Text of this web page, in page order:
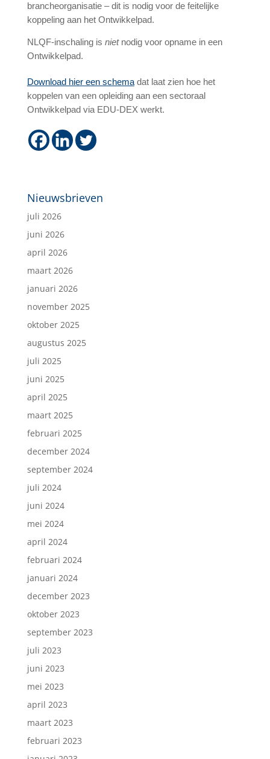
brancheorganisatie – dit is nodig voor de feitelijke
koppeling aan het Ontwikkelpad.
NLQF-inschaling is niet nodig voor opname in een
Ontwikkelpad.
Download hier een schemadat laat zien hoe het
koppelen van een opleiding aan een sectoraal
Ontwikkelpad via EDU-DEX werkt.
Nieuwsbrieven
juli 2026
juni 2026
april 2026
maart 2026
januari 2026
november 2025
oktober 2025
augustus 2025
juli 2025
juni 2025
april 2025
maart 2025
februari 2025
december 2024
september 2024
juli 2024
juni 2024
mei 2024
april 2024
februari 2024
januari 2024
december 2023
oktober 2023
september 2023
juli 2023
juni 2023
mei 2023
april 2023
maart 2023
februari 2023